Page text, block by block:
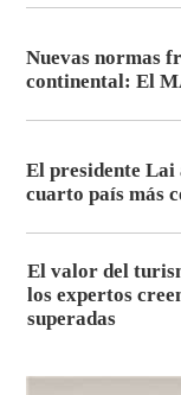
Nuevas normas
continental: El
El presidente Lai
cuarto país más
El valor del
los expertos
superadas